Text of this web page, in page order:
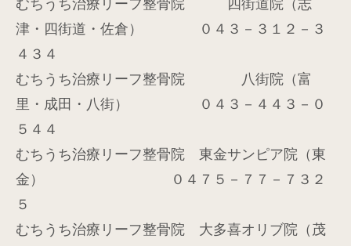
むちうち治療リーフ整骨院 四街道院（志
津・四街道・佐倉） ０４３－３１２－３
４３４
むちうち治療リーフ整骨院 八街院（富
里・成田・八街） ０４３－４４３－０
５４４
むちうち治療リーフ整骨院 東金サンピア院（東
金） ０４７５－７７－７３２
５
むちうち治療リーフ整骨院 大多喜オリブ院（茂